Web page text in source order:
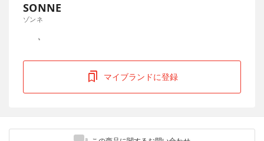
SONNE
ゾンネ
マイブランドに登録